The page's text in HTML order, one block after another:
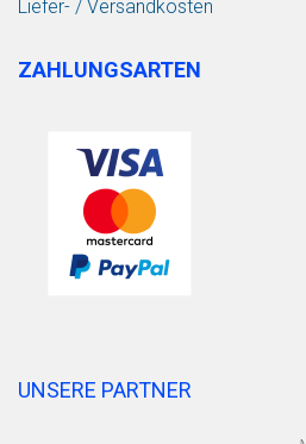
Liefer- / Versandkosten
ZAHLUNGSARTEN
UNSERE PARTNER